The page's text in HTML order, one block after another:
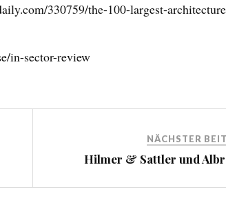
330759/the-100-largest-
in-sector-review
NÄCHSTER
Hilmer & Sattler und